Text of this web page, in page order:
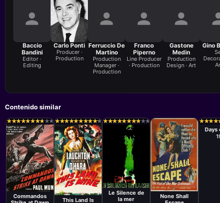
Baccio
Bandini
Editor ·
Editing
Carlo Ponti
Producer ·
Production
Ferruccio De
Martino
Production
Manager ·
Production
Franco
Piperno
Line Producer
· Production
Gastone
Medin
Production
Design · Art
Gino
Contenido similar
★
★★
★★
★★
★★
★★
★★
★★
★★
★★
★
Película
John Farrow
Commandos
★
★★
★★
★★
★★
★★
★★
★★
★★
★★
★
Película
Jean Renoir
This Land Is
★
★★
★★
★★
★★
★★
★★
★★
★★
★★
★
Película
Jean-Pierre
Melville
Le Silence de
la mer
Película
André de Toth
None Shall
★
★★
★★
★★
★
Days